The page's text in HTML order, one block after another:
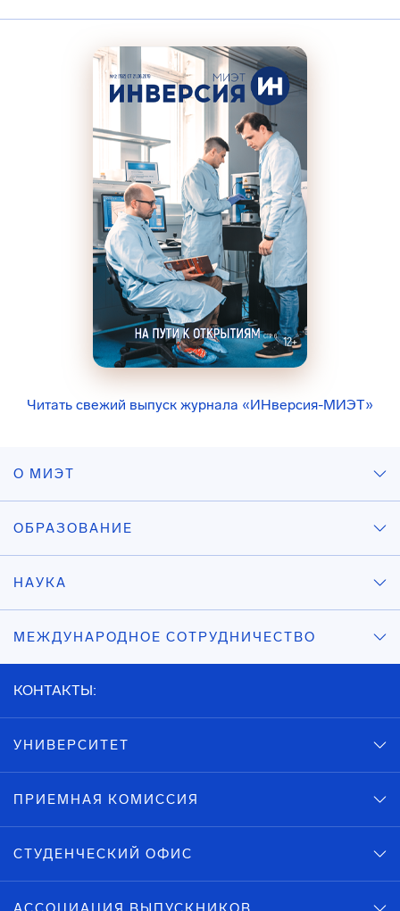
Читать свежий выпуск журнала «ИНверсия-МИЭТ»
О МИЭТ
ОБРАЗОВАНИЕ
НАУКА
МЕЖДУНАРОДНОЕ СОТРУДНИЧЕСТВО
КОНТАКТЫ:
УНИВЕРСИТЕТ
ПРИЕМНАЯ КОМИССИЯ
СТУДЕНЧЕСКИЙ ОФИС